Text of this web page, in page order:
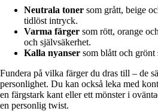
Neutrala toner som grått, beige
tidlöst intryck.
Varma färger som rött, orange
och självsäkerhet.
Kalla nyanser som blått och
Fundera på vilka färger du dras till – de
personlighet. Du kan också leka med
en färgstark kant eller ett mönster i
en personlig twist.